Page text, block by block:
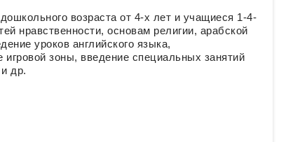
возраста от 4-х лет и учащиеся 1-4-
нравственности, основам религии, арабской
уроков английского языка,
зоны, введение специальных занятий
др.